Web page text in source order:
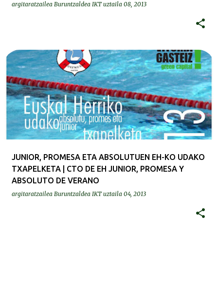
argitaratzailea Buruntzaldea IKT uztaila 08, 2013
JUNIOR, PROMESA ETA ABSOLUTUEN EH-KO UDAKO
TXAPELKETA | CTO DE EH JUNIOR, PROMESA Y
ABSOLUTO DE VERANO
argitaratzailea Buruntzaldea IKT uztaila 04, 2013